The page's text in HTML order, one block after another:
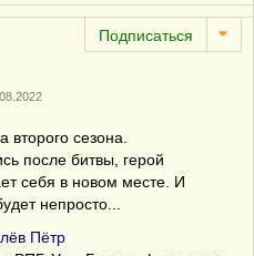
второго сезона.
после битвы, герой
себя в новом месте. И
непросто...
Пётр